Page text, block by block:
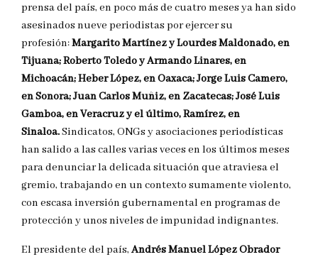
prensa del país, en poco más de cuatro meses ya han sido
asesinados nueve periodistas por ejercer su
profesión:Margarito Martínez y Lourdes Maldonado, en
Tijuana; Roberto Toledo y Armando Linares, en
Michoacán; Heber López, en Oaxaca; Jorge Luis Camero,
en Sonora; Juan Carlos Muñiz, en Zacatecas; José Luis
Gamboa, en Veracruz y el último, Ramírez, en
Sinaloa.Sindicatos, ONGs y asociaciones periodísticas
han salido a las calles varias veces en los últimos meses
para denunciar la delicada situación que atraviesa el
gremio, trabajando en un contexto sumamente violento,
con escasa inversión gubernamental en programas de
protección y unos niveles de impunidad indignantes.
El presidente del país, Andrés Manuel López Obrador